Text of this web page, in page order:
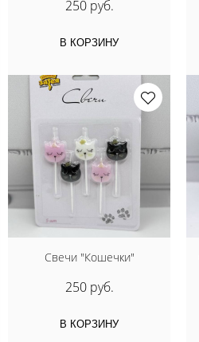
250 руб.
В КОРЗИНУ
Свечи "Кошечки"
250 руб.
В КОРЗИНУ